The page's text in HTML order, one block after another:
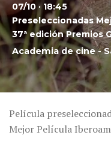
07/10 · 18:45
Preseleccionadas
37ª edición Premios
Academia de cine -
Película
Mejor Película